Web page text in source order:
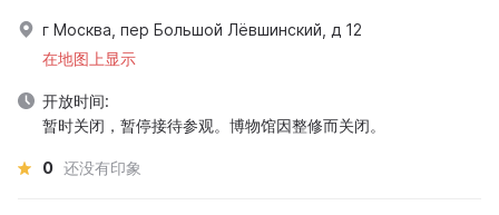
г Москва, пер Большой Лёвшинский, д 12
在地图上显示
开放时间:
暂时关闭，暂停接待参观。博物馆因整修而关闭。
0 还没有印象